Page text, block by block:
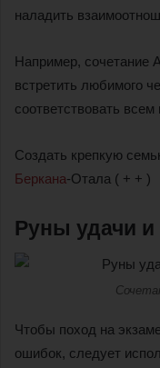
наладить
Например, сочетание
встретить любимого
соответствовать
Создать крепкую
Беркана-Отала ( + + )
Руны удачи и
Чтобы поход на
ошибок, следует